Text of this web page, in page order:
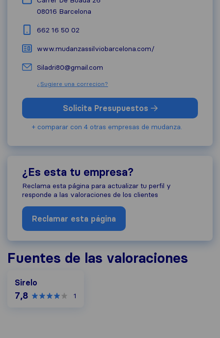
08016 Barcelona
662 16 50 02
www.mudanzassilviobarcelona.com/
Siladri80@gmail.com
¿Sugiere una correcion?
Solicita Presupuestos
+ comparar con 4 otras empresas de mudanza.
¿Es esta tu empresa?
Reclama esta página para actualizar tu perfil y
responde a las valoraciones de los clientes
Reclamar esta página
Fuentes de las valoraciones
Sirelo
7,8 1